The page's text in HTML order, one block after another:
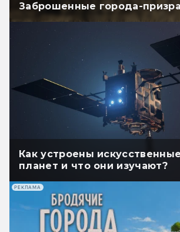
Заброшенные города-
Как устроены
планет и что они изучают?
РЕКЛАМА